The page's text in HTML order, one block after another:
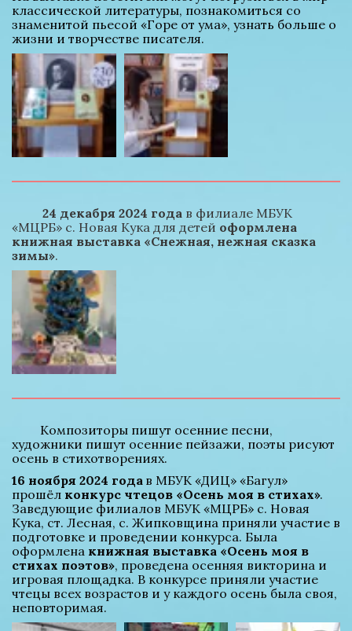
классической литературы, познакомиться со
знаменитой пьесой «Горе от ума», узнать больше о
жизни и творчестве писателя.
24 декабря 2024 года в филиале МБУК
«МЦРБ» с. Новая Кука для детей оформлена
книжная выставка «Снежная, нежная сказка
зимы».
художники пишут осенние пейзажи, поэты рисуют
осень в стихотворениях.
16 ноября 2024 года в МБУК «ДИЦ» «Багул»
прошёл конкурс чтецов «Осень моя в стихах».
Заведующие филиалов МБУК «МЦРБ» с. Новая
Кука, ст. Лесная, с. Жипковщина приняли участие в
подготовке и проведении конкурса. Была
оформлена книжная выставка «Осень моя в
стихах поэтов», проведена осенняя викторина и
игровая площадка. В конкурсе приняли участие
чтецы всех возрастов и у каждого осень была своя,
неповторимая.